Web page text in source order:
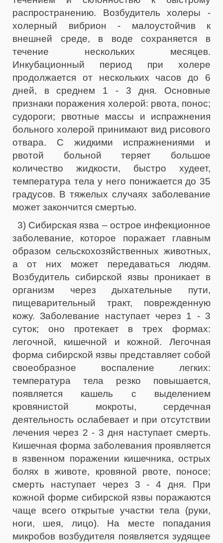
распространению. Возбудитель холеры -
холерный вибрион - малоустойчив к
внешней среде, в воде сохраняется в
течение нескольких месяцев.
Инкубационный период при холере
продолжается от нескольких часов до 6
дней, в среднем 1 - 3 дня. Основные
признаки поражения холерой: рвота, понос;
судороги; рвотные массы и испражнения
больного холерой принимают вид рисового
отвара. С жидкими испражнениями и
рвотой больной теряет большое
количество жидкости, быстро худеет,
температура тела у него понижается до 35
градусов. В тяжелых случаях заболевание
может закончится смертью.
3) Сибирская язва – острое инфекционное
заболевание, которое поражает главным
образом сельскохозяйственных животных,
а от них может передаваться людям.
Возбудитель сибирской язвы проникает в
организм через дыхательные пути,
пищеварительный тракт, поврежденную
кожу. Заболевание наступает через 1 - 3
суток; оно протекает в трех формах:
легочной, кишечной и кожной. Легочная
форма сибирской язвы представляет собой
своеобразное воспаление легких:
температура тела резко повышается,
появляется кашель с выделением
кровянистой мокроты, сердечная
деятельность ослабевает и при отсутствии
лечения через 2 - 3 дня наступает смерть.
Кишечная форма заболевания проявляется
в язвенном поражении кишечника, острых
болях в животе, кровяной рвоте, поносе;
смерть наступает через 3 - 4 дня. При
кожной форме сибирской язвы поражаются
чаще всего открытые участки тела (руки,
ноги, шея, лицо). На месте попадания
микробов возбудителя появляется зудящее